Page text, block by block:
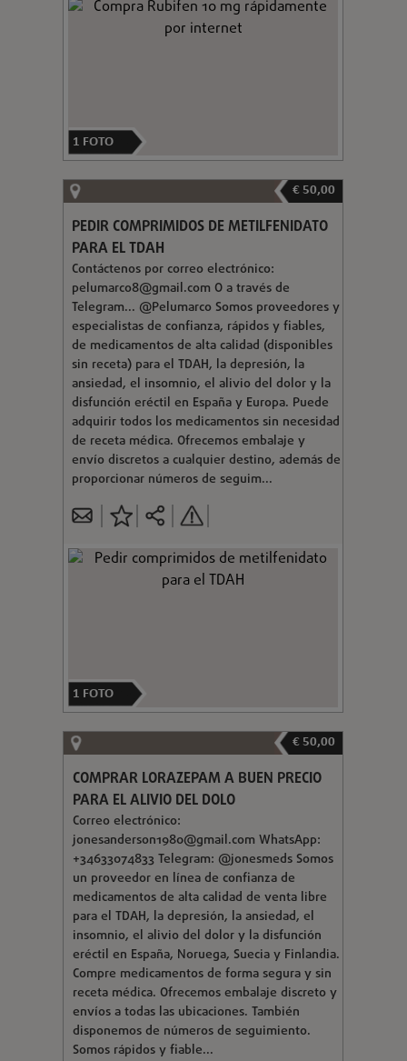
1 FOTO
€ 50,00
PEDIR COMPRIMIDOS DE METILFENIDATO
PARA EL TDAH
Contáctenos por correo electrónico:
pelumarco8@gmail.com O a través de
Telegram... @Pelumarco Somos proveedores y
especialistas de confianza, rápidos y fiables,
de medicamentos de alta calidad (disponibles
sin receta) para el TDAH, la depresión, la
ansiedad, el insomnio, el alivio del dolor y la
disfunción eréctil en España y Europa. Puede
adquirir todos los medicamentos sin necesidad
de receta médica. Ofrecemos embalaje y
envío discretos a cualquier destino, además de
proporcionar números de seguim...
1 FOTO
€ 50,00
COMPRAR LORAZEPAM A BUEN PRECIO
PARA EL ALIVIO DEL DOLO
Correo electrónico:
jonesanderson1980@gmail.com WhatsApp:
+34633074833 Telegram: @jonesmeds Somos
un proveedor en línea de confianza de
medicamentos de alta calidad de venta libre
para el TDAH, la depresión, la ansiedad, el
insomnio, el alivio del dolor y la disfunción
eréctil en España, Noruega, Suecia y Finlandia.
Compre medicamentos de forma segura y sin
receta médica. Ofrecemos embalaje discreto y
envíos a todas las ubicaciones. También
disponemos de números de seguimiento.
Somos rápidos y fiable...